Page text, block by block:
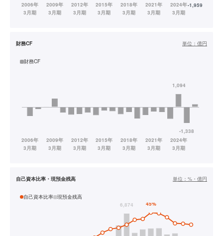
財務CF 単位： 億円
財務CF
自己資本比率・現預金残高 単位： %・億円
自己資本比率 現預金残高